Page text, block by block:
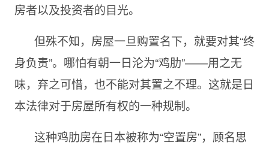
房者以及投资者的目光。
但殊不知，房屋一旦购置名下，就要对其“终
身负责”。哪怕有朝一日沦为“鸡肋”——用之无
味，弃之可惜，也不能对其置之不理。这就是日
本法律对于房屋所有权的一种规制。
这种鸡肋房在日本被称为“空置房”，顾名思